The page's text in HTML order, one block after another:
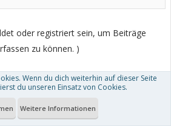
oder registriert sein, um Beiträge
zu können. )
Wenn du dich weiterhin auf dieser Seite
du unseren Einsatz von Cookies.
Weitere Informationen